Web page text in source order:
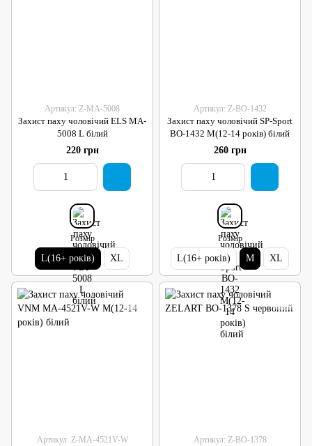
Артикул: Z-MA-5008
Захист паху чоловічий ELS MA-
5008 L білий
220 грн
Розмір
L(16+ років) XL
Артикул: Z-BO-1432
Захист паху чоловічий SP-Sport
BO-1432 M(12-14 років) білий
260 грн
Розмір
L(16+ років) M XL
Артикул: Z-MA-4521V-W Артикул: Z-BO-1378